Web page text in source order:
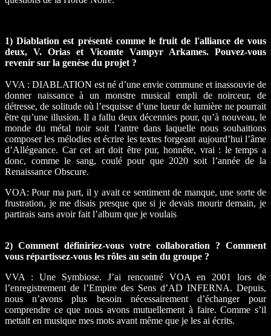
1) Diablation est présenté comme le fruit de l'alliance de vous
deux, V. Orias et Vicomte Vampyr Arkames. Pouvez-vous
revenir sur la genèse du projet ?
VVA : DIABLATION est né d’une envie commune et inassouvie de
donner naissance à un monstre musical empli de noirceur, de
détresse, de solitude où l’esquisse d’une lueur de lumière ne pourrait
être qu’une illusion. Il a fallu deux décennies pour, qu’à nouveau, le
monde du métal noir soit l’antre dans laquelle nous souhaitions
composer les mélodies et écrire les textes forgeant aujourd’hui l’âme
d’Allégeance. Car cet art doit être pur, honnête, vrai : le temps a
donc, comme le sang, coulé pour que 2020 soit l’année de la
Renaissance Obscure.
VOA: Pour ma part, il y avait ce sentiment de manque, une sorte de
frustration, je me disais presque que si je devais mourir demain, je
partirais sans avoir fait l’album que je voulais
2) Comment définiriez-vous votre collaboration ? Comment
vous répartissez-vous les rôles au sein du groupe ?
VVA : Une Symbiose. J’ai rencontré VOA en 2001 lors de
l’enregistrement de l’Empire des Sens d’AD INFERNA. Depuis,
nous n’avons plus besoin nécessairement d’échanger pour
comprendre ce que nous avons mutuellement à faire. Comme s’il
mettait en musique mes mots avant même que je les ai écrits.